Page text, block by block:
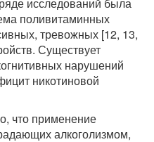
поливитаминных
тревожных [12, 13,
Существует
нарушений
никотиновой
что применение
алкоголизмом,